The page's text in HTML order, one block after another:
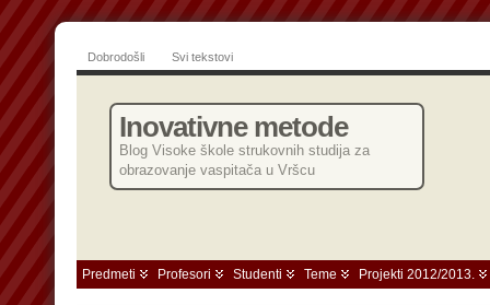
Dobrodošli Svi tekstovi
Inovativne metode
Blog Visoke škole strukovnih studija za
obrazovanje vaspitača u Vršcu
Predmeti Profesori Studenti Teme Projekti 2012/2013.